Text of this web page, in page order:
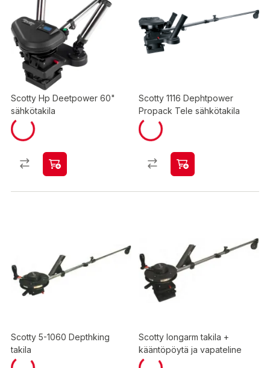
Scotty Hp Deetpower 60"
sähkötakila
Scotty 1116 Dephtpower
Propack Tele sähkötakila
Scotty 5-1060 Depthking
takila
Scotty longarm takila +
kääntöpöytä ja vapateline